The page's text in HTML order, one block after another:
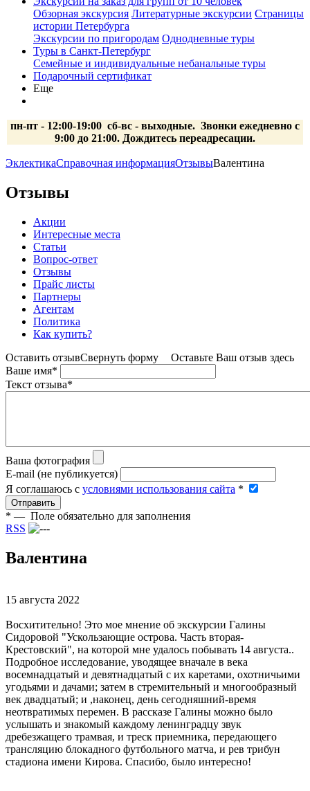
Обзорная экскурсия Литературные экскурсии Страницы
истории Петербурга
Экскурсии по пригородам Однодневные туры
Туры в Санкт-Петербург
Семейные и индивидуальные небанальные туры
Подарочный сертификат
Еще
пн-пт - 12:00-19:00 сб-вс - выходные. Звонки ежедневно с
9:00 до 21:00. Дождитесь переадресации.
ЭклектикаСправочная информацияОтзывыВалентина
Отзывы
Акции
Интересные места
Статьи
Вопрос-ответ
Отзывы
Прайс листы
Партнеры
Агентам
Политика
Как купить?
Оставить отзывСвернуть форму
Оставьте Ваш отзыв здесь
Ваше имя*
Текст отзыва*
Ваша фотография
E-mail (не публикуется)
Я соглашаюсь c условиями использования сайта *
Отправить
* — Поле обязательно для заполнения
RSS
Валентина
15 августа 2022
Восхитительно! Это мое мнение об экскурсии Галины
Сидоровой "Ускользающие острова. Часть вторая-
Крестовский", на которой мне удалось побывать 14 августа..
Подробное исследование, уводящее вначале в века
восемнадцатый и девятнадцатый с их каретами, охотничьими
угодьями и дачами; затем в стремительный и многообразный
век двадцатый; и ,наконец, день сегодняшний-время
неотвратимых перемен. В рассказе Галины можно было
услышать и знакомый каждому ленинградцу звук
дребезжащего трамвая, и треск приемника, передающего
трансляцию блокадного футбольного матча, и рев трибун
стадиона имени Кирова. Спасибо, было интересно!